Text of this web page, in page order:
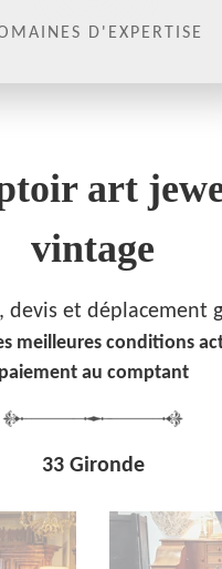
D'EXPERTISE
art
vintage
devis et déplacement
meilleures conditions
paiement au comptant
33 Gironde